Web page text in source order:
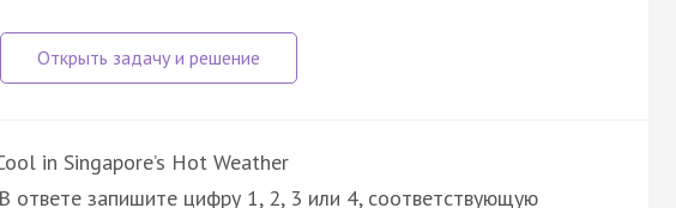
in Singapore’s Hot Weather
ответе запишите цифру 1, 2, 3 или 4, соответствующую